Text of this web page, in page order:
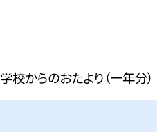
学校からのおたより（一年分）